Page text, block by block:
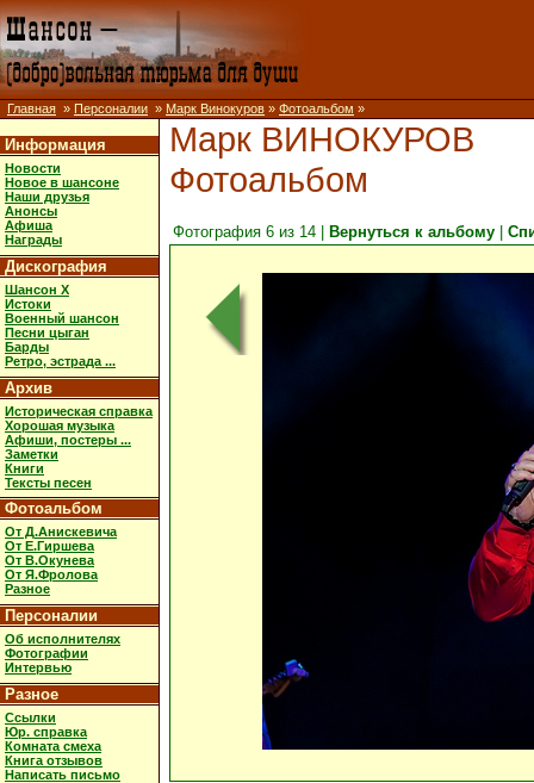
Главная » Персоналии » Марк Винокуров » Фотоальбом »
Информация
Новости
Новое в шансоне
Наши друзья
Анонсы
Афиша
Награды
Дискография
Шансон X
Истоки
Военный шансон
Песни цыган
Барды
Ретро, эстрада ...
Архив
Историческая справка
Хорошая музыка
Афиши, постеры ...
Заметки
Книги
Тексты песен
Фотоальбом
От Д.Анискевича
От Е.Гиршева
От В.Окунева
От Я.Фролова
Разное
Персоналии
Об исполнителях
Фотографии
Интервью
Разное
Ссылки
Юр. справка
Комната смеха
Книга отзывов
Написать письмо
Марк ВИНОКУРОВ
Фотоальбом
Фотография 6 из 14 | Вернуться к альбому